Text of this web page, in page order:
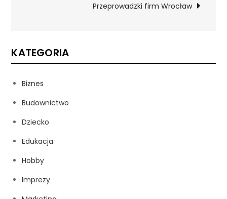
Przeprowadzki firm Wrocław
KATEGORIA
Biznes
Budownictwo
Dziecko
Edukacja
Hobby
Imprezy